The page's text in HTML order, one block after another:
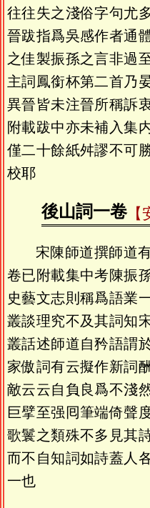
往往失之淺俗字句尤
晉跋指爲吳感作者通
之佳製振孫之言非過
主詞鳳銜杯第二首乃
異晉皆未注晉所稱訴
附載跋中亦未補入集
僅二十餘紙舛謬不可
校耶
後山詞一卷【
宋陳師道撰師道
卷已附載集中考陳振
史藝文志則稱爲語業
叢談理究不及其詞知
叢話述師道自矜語謂
家傲詞有云擬作新詞
敵云云自負良爲不淺
巨擘至强囘筆端倚聲
歌鬟之類殊不多見其
而不自知詞如詩蓋人
一也